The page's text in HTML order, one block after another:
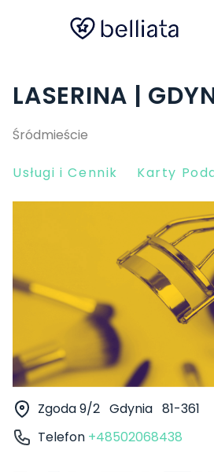
LASERINA |
Śródmieście
Usługi i Cennik Karty
Zgoda 9/2 Gdynia 81-361
Telefon +48502068438